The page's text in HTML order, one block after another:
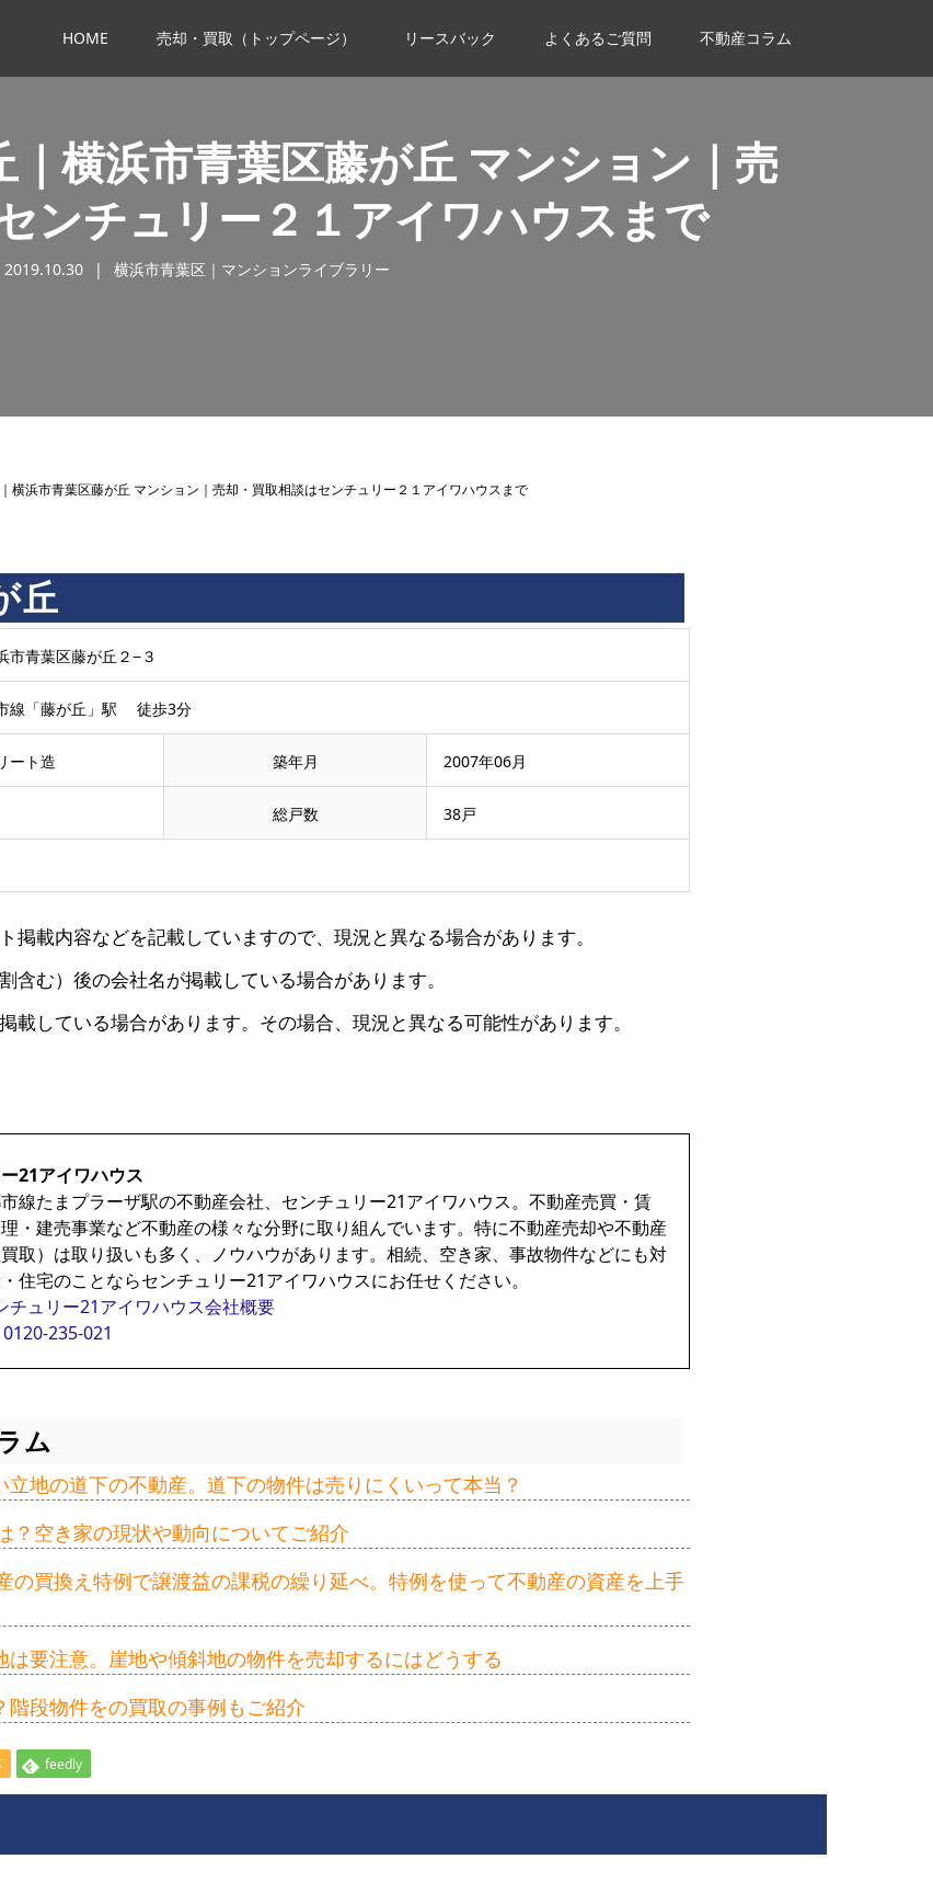
HOME 売却・買取（トップページ） リースバック よくあるご質問 不動産コラム
横浜市青葉区藤が丘 マンション｜売
ンチュリー２１アイワハウスまで
2019.10.30 横浜市青葉区｜マンションライブラリー
横浜市青葉区藤が丘 マンション｜売却・買取相談はセンチュリー２１アイワハウスまで
丘
市青葉区藤が丘２−３
線「藤が丘」駅 徒歩3分
ート造 築年月 2007年06月
総戸数 38戸
載内容などを記載していますので、現況と異なる場合があります。
む）後の会社名が掲載している場合があります。
している場合があります。その場合、現況と異なる可能性があります。
21アイワハウス
線たまプラーザ駅の不動産会社、センチュリー21アイワハウス。不動産売買・賃
・建売事業など不動産の様々な分野に取り組んでいます。特に不動産売却や不動産
取）は取り扱いも多く、ノウハウがあります。相続、空き家、事故物件などにも対
住宅のことならセンチュリー21アイワハウスにお任せください。
チュリー21アイワハウス会社概要
235-021
ム
立地の道下の不動産。道下の物件は売りにくいって本当？
？空き家の現状や動向についてご紹介
の買換え特例で譲渡益の課税の繰り延べ。特例を使って不動産の資産を上手
は要注意。崖地や傾斜地の物件を売却するにはどうする
段物件をの買取の事例もご紹介
feedly